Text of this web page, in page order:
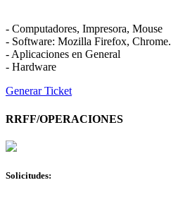
- Computadores, Impresora, Mouse
- Software: Mozilla Firefox, Chrome.
- Aplicaciones en General
- Hardware
Generar Ticket
RRFF/OPERACIONES
Solicitudes: